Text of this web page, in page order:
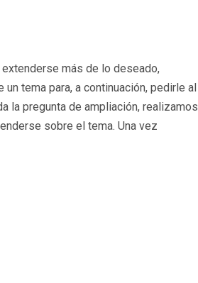
más de lo deseado,
tema para, a continuación, pedirle al
la pregunta de ampliación, realizamos
sobre el tema. Una vez